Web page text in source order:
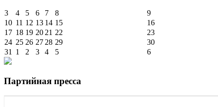
3 4 5 6 7 8
9
10 11 12 13 14 15
16
17 18 19 20 21 22
23
24 25 26 27 28 29
30
31
1 2 3 4 5 6
Партийная пресса